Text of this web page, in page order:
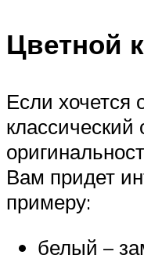
Цветной
Если хочется
классический
Вам придет
примеру:
белый –